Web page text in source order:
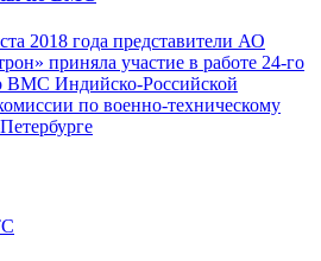
2018 года представители АО
приняла участие в работе 24-го
ВМС Индийско-Российской
по военно-техническому